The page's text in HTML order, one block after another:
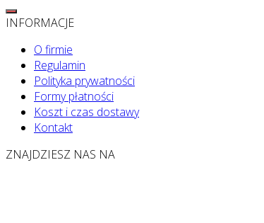
INFORMACJE
O firmie
Regulamin
Polityka prywatności
Formy płatności
Koszt i czas dostawy
Kontakt
ZNAJDZIESZ NAS NA